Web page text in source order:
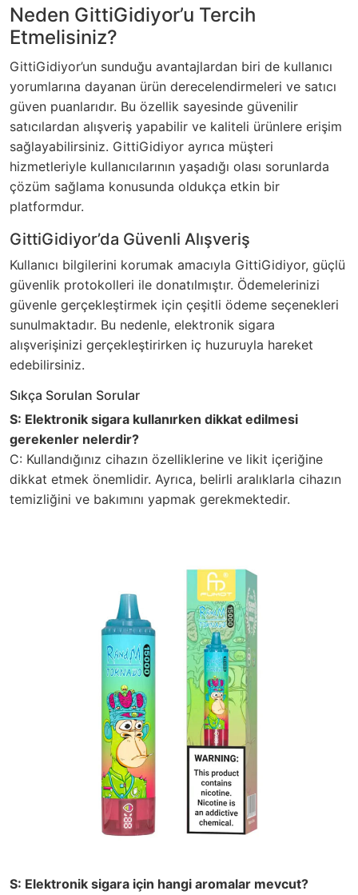
Neden GittiGidiyor’u Tercih
Etmelisiniz?
GittiGidiyor’un sunduğu avantajlardan biri de kullanıcı
yorumlarına dayanan ürün derecelendirmeleri ve satıcı
güven puanlarıdır. Bu özellik sayesinde güvenilir
satıcılardan alışveriş yapabilir ve kaliteli ürünlere erişim
sağlayabilirsiniz. GittiGidiyor ayrıca müşteri
hizmetleriyle kullanıcılarının yaşadığı olası sorunlarda
çözüm sağlama konusunda oldukça etkin bir
platformdur.
GittiGidiyor’da Güvenli Alışveriş
Kullanıcı bilgilerini korumak amacıyla GittiGidiyor, güçlü
güvenlik protokolleri ile donatılmıştır. Ödemelerinizi
güvenle gerçekleştirmek için çeşitli ödeme seçenekleri
sunulmaktadır. Bu nedenle, elektronik sigara
alışverişinizi gerçekleştirirken iç huzuruyla hareket
edebilirsiniz.
Sıkça Sorulan Sorular
S: Elektronik sigara kullanırken dikkat edilmesi
gerekenler nelerdir?
C: Kullandığınız cihazın özelliklerine ve likit içeriğine
dikkat etmek önemlidir. Ayrıca, belirli aralıklarla cihazın
temizliğini ve bakımını yapmak gerekmektedir.
S: Elektronik sigara için hangi aromalar mevcut?